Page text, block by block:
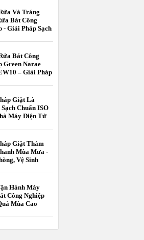
Và Tráng
Bát Công
- Giải Pháp Sạch
Bát Công
Green Narae
– Giải Pháp
Giặt Là
Chuẩn ISO
Máy Điện Tử
Giặt Thảm
Mùa Mưa -
Vệ Sinh
Hành Máy
Công Nghiệp
Mùa Cao